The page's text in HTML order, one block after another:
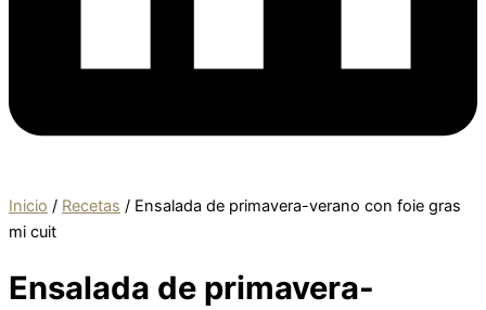
Inicio / Recetas / Ensalada de primavera-verano con foie gras
mi cuit
Ensalada de primavera-